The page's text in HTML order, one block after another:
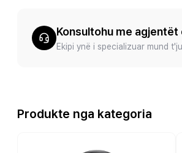
Konsultohu me
Ekipi ynë i specializuar mund
Produkte nga kategoria